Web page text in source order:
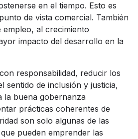
en el tiempo. Esto es
de vista comercial. También
empleo, al crecimiento
impacto del desarrollo en la
responsabilidad, reducir los
sentido de inclusión y justicia,
la buena gobernanza
prácticas coherentes de
son solo algunas de las
pueden emprender las